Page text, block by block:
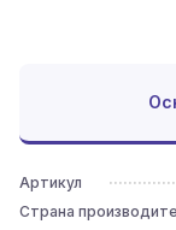
Артикул
Страна